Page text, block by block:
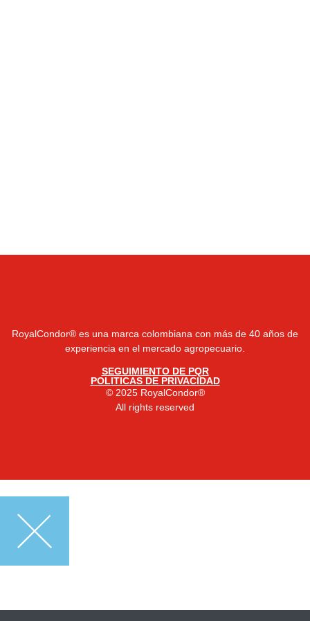
RoyalCondor® es una marca colombiana con más de 40 años de
experiencia en el mercado agropecuario.
SEGUIMIENTO DE PQR
POLITICAS DE PRIVACIDAD
© 2025 RoyalCondor®
All rights reserved